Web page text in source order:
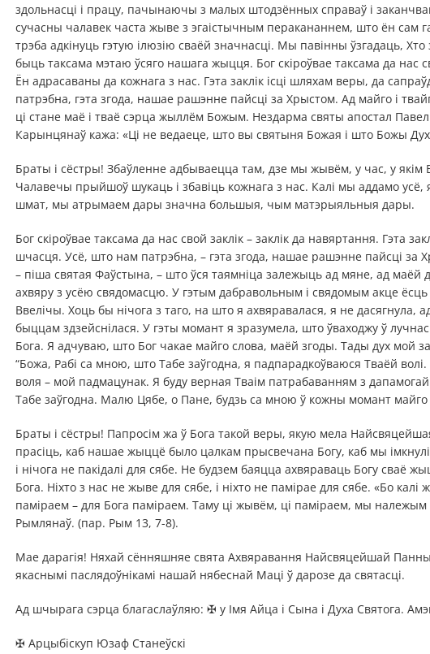
здольнасці і працу, пачынаючы з малых штодзённых справаў і
сучасны чалавек часта жыве з эгаістычным перакананнем, што ён сам
трэба адкінуць гэтую ілюзію сваёй значнасці. Мы павінны ўзгадаць, Хто
быць таксама мэтаю ўсяго нашага жыцця. Бог скіроўвае таксама да нас
Ён адрасаваны да кожнага з нас. Гэта заклік ісці шляхам веры, да
патрэбна, гэта згода, нашае рашэнне пайсці за Хрыстом. Ад майго і
ці стане маё і тваё сэрца жыллём Божым. Нездарма святы апостал
Карынцянаў кажа: «Ці не ведаеце, што вы святыня Божая і што Божы
Браты і сёстры! Збаўленне адбываецца там, дзе мы жывём, у час, у
Чалавечы прыйшоў шукаць і збавіць кожнага з нас. Калі мы аддамо
шмат, мы атрымаем дары значна большыя, чым матэрыяльныя дары.
Бог скіроўвае таксама да нас свой заклік – заклік да навяртання. Гэта
шчасця. Усё, што нам патрэбна, – гэта згода, нашае рашэнне пайсці за
– піша святая Фаўстына, – што ўся таямніца залежыць ад мяне, ад маёй
ахвяру з усёю свядомасцю. У гэтым дабравольным і свядомым акце ёсць
Ввелічы. Хоць бы нічога з таго, на што я ахвяравалася, я не дасягнула,
быццам здзейснілася. У гэты момант я зразумела, што ўваходжу ў
Бога. Я адчуваю, што Бог чакае майго слова, маёй згоды. Тады дух мой
“Божа, Рабі са мною, што Табе заўгодна, я падпарадкоўваюся Тваёй
воля – мой падмацунак. Я буду верная Тваім патрабаванням з
Табе заўгодна. Малю Цябе, о Пане, будзь са мною ў кожны момант майго
Браты і сёстры! Папросім жа ў Бога такой веры, якую мела
прасіць, каб нашае жыццё было цалкам прысвечана Богу, каб мы
і нічога не пакідалі для сябе. Не будзем баяцца ахвяраваць Богу сваё
Бога. Ніхто з нас не жыве для сябе, і ніхто не памірае для сябе. «Бо
паміраем – для Бога паміраем. Таму ці жывём, ці паміраем, мы належым
Рымлянаў. (пар. Рым 13, 7-8).
Мае дарагія! Няхай сённяшняе свята Ахвяравання Найсвяцейшай
якаснымі паслядоўнікамі нашай нябеснай Маці ў дарозе да святасці.
Ад шчырага сэрца благаслаўляю: ✠ у Імя Айца і Сына і Духа Святога.
✠ Арцыбіскуп Юзаф Станеўскі